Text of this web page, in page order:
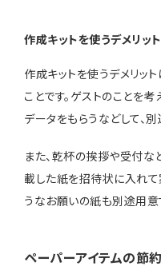
作成キットを使うデメリット
作成キットを使うデメリッ
ことです。ゲストのことを
データをもらうなどして、
また、乾杯の挨拶や受付な
載した紙を招待状に入れて
うなお願いの紙も別途用意
ペーパーアイテムの節